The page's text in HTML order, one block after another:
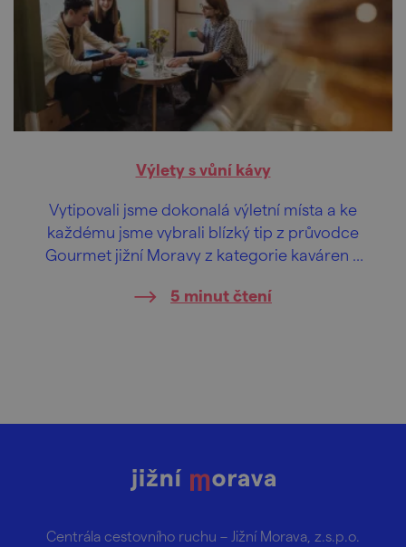
Výlety s vůní kávy
Vytipovali jsme dokonalá výletní místa a ke
každému jsme vybrali blízký tip z průvodce
Gourmet jižní Moravy z kategorie kaváren a
dávkou kofeinu i hezké atmosféry.
5 minut čtení
Centrála cestovního ruchu – Jižní Morava, z.s.p.o.